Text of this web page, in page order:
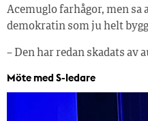
Acemuglo farhågor, men sa
demokratin som ju helt
– Den har redan skadats av
Möte med S-ledare